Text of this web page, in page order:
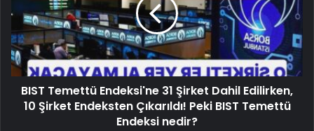
BIST Temettü Endeksi'ne 31 Şirket Dahil Edilirken,
10 Şirket Endeksten Çıkarıldı! Peki BIST Temettü
Endeksi nedir?